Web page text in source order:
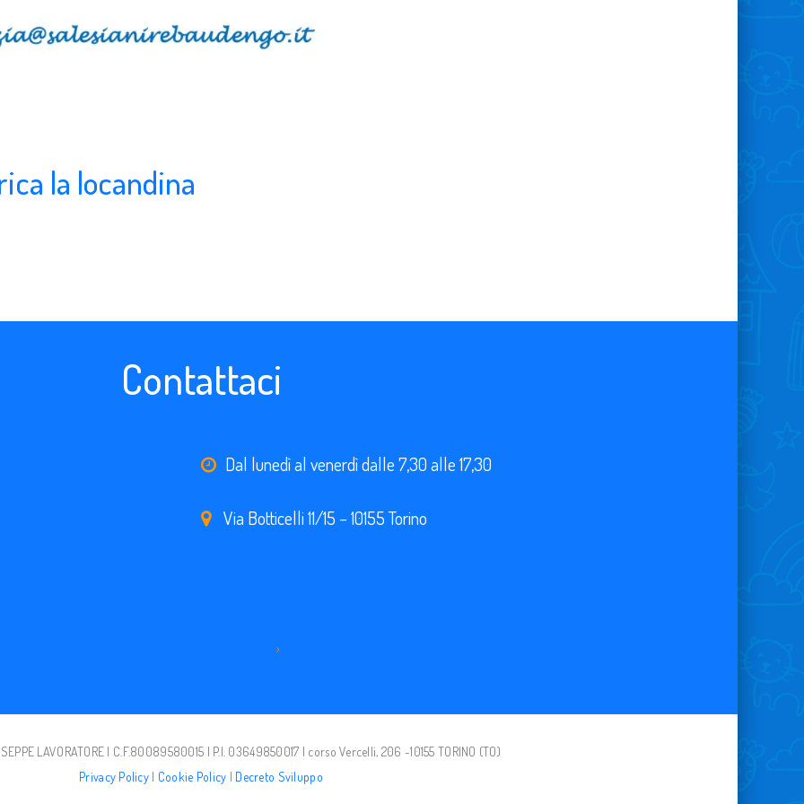
la locandina
Contattaci
Dal lunedì al venerdì dalle 7,30 alle 17,30
Via Botticelli 11/15 – 10155 Torino
LAVORATORE | C.F.80089580015 | P.I. 03649850017 | corso Vercelli, 206 -10155 TORINO (TO)
Privacy Policy | Cookie Policy | Decreto Sviluppo